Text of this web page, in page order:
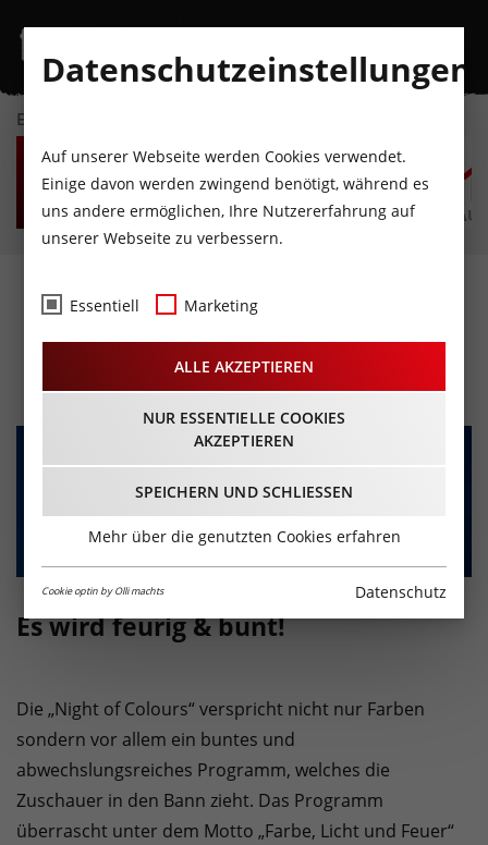
EVENTKALENDER
FR
7
AUGUST
SA
8
AUGUST
SO
9
AUGUST
MO
10
AUGUST
DI
11
AUGUST
NIGHT OF COLOURS Ski-
Nightshow
28.01.2026 - Beginn 19:30 Uhr
Es wird feurig & bunt!
Die „Night of Colours“ verspricht nicht nur Farben
sondern vor allem ein buntes und
abwechslungsreiches Programm, welches die
Zuschauer in den Bann zieht. Das Programm
überrascht unter dem Motto „Farbe, Licht und Feuer“
Datenschutzeinstellungen
Auf unserer Webseite werden Cookies verwendet.
Einige davon werden zwingend benötigt, während es
uns andere ermöglichen, Ihre Nutzererfahrung auf
unserer Webseite zu verbessern.
Essentiell Marketing
ALLE AKZEPTIEREN
NUR ESSENTIELLE COOKIES
AKZEPTIEREN
SPEICHERN UND SCHLIESSEN
Mehr über die genutzten Cookies erfahren
Cookie optin by Olli machts Datenschutz